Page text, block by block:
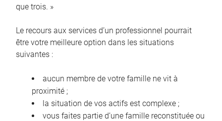
que trois. »
Le recours aux services d’un professionnel pourrait
être votre meilleure option dans les situations
suivantes :
aucun membre de votre famille ne vit à
proximité ;
la situation de vos actifs est complexe ;
vous faites partie d’une famille reconstituée ou